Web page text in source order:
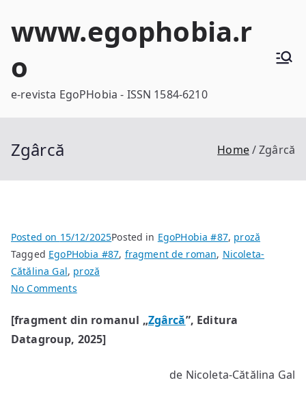
www.egophobia.r
o
e-revista EgoPHobia - ISSN 1584-6210
Zgârcă Home Zgârcă
Posted on 15/12/2025Posted in EgoPHobia #87, proză
Tagged EgoPHobia #87, fragment de roman, Nicoleta-
Cătălina Gal, proză
No Commentson
[fragment din romanul „Zgârcă”, Editura
Datagroup, 2025]
de Nicoleta-Cătălina Gal